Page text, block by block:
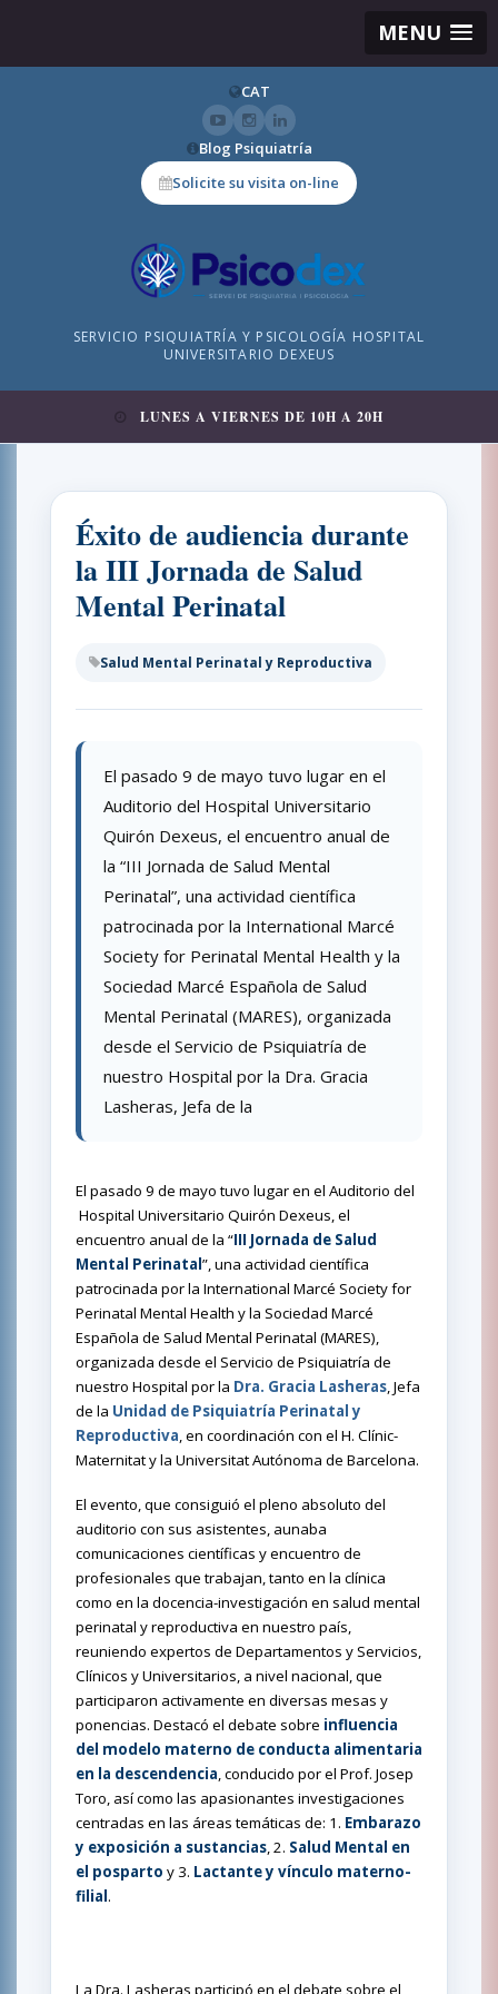
MENU
CAT
Blog Psiquiatría
Solicite su visita on-line
SERVICIO PSIQUIATRÍA Y PSICOLOGÍA HOSPITAL
UNIVERSITARIO DEXEUS
LUNES A VIERNES DE 10H A 20H
Éxito de audiencia durante
la III Jornada de Salud
Mental Perinatal
Salud Mental Perinatal y Reproductiva
El pasado 9 de mayo tuvo lugar en el
Auditorio del Hospital Universitario
Quirón Dexeus, el encuentro anual de
la “III Jornada de Salud Mental
Perinatal”, una actividad científica
patrocinada por la International Marcé
Society for Perinatal Mental Health y la
Sociedad Marcé Española de Salud
Mental Perinatal (MARES), organizada
desde el Servicio de Psiquiatría de
nuestro Hospital por la Dra. Gracia
Lasheras, Jefa de la
El pasado 9 de mayo tuvo lugar en el Auditorio del
Hospital Universitario Quirón Dexeus, el
encuentro anual de la “III Jornada de Salud
Mental Perinatal”, una actividad científica
patrocinada por la International Marcé Society for
Perinatal Mental Health y la Sociedad Marcé
Española de Salud Mental Perinatal (MARES),
organizada desde el Servicio de Psiquiatría de
nuestro Hospital por la Dra. Gracia Lasheras, Jefa
de la Unidad de Psiquiatría Perinatal y
Reproductiva, en coordinación con el H. Clínic-
Maternitat y la Universitat Autónoma de Barcelona.
El evento, que consiguió el pleno absoluto del
auditorio con sus asistentes, aunaba
comunicaciones científicas y encuentro de
profesionales que trabajan, tanto en la clínica
como en la docencia-investigación en salud mental
perinatal y reproductiva en nuestro país,
reuniendo expertos de Departamentos y Servicios,
Clínicos y Universitarios, a nivel nacional, que
participaron activamente en diversas mesas y
ponencias. Destacó el debate sobre influencia
del modelo materno de conducta alimentaria
en la descendencia, conducido por el Prof. Josep
Toro, así como las apasionantes investigaciones
centradas en las áreas temáticas de: 1. Embarazo
y exposición a sustancias, 2. Salud Mental en
el posparto y 3. Lactante y vínculo materno-
filial.
La Dra. Lasheras participó en el debate sobre el